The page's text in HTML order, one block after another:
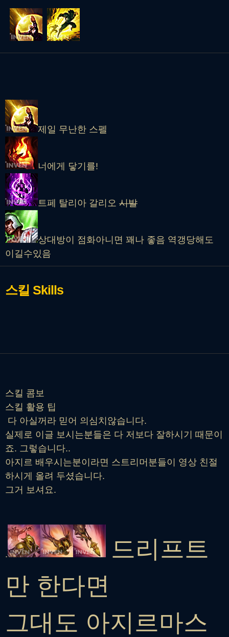
제일 무난한 스펠
너에게 닿기를!
트페 탈리아 갈리오 시발
상대방이 점화아니면 꽤나 좋음 역갱당해도
이길수있음
스킬 Skills
스킬 콤보
스킬 활용 팁
다 아실꺼라 믿어 의심치않습니다.
실제로 이글 보시는분들은 다 저보다 잘하시기 때문이
죠. 그렇습니다..
아지르 배우시는분이라면 스트리머분들이 영상 친절
하시게 올려 두셨습니다.
그거 보셔요.
.
드리프트
만 한다면
그대도 아지르마스